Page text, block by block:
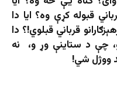
قبوله کړې وه؟ ایا دا
قرباني قبلوي!؟ دا
چې د ستاینې وړ و، نه
ووژل شي!